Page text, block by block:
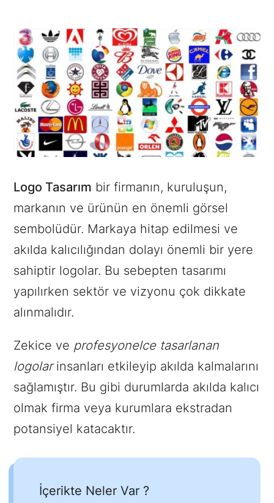
Logo Tasarım bir firmanın, kuruluşun,
markanın ve ürünün en önemli görsel
sembolüdür. Markaya hitap edilmesi ve
akılda kalıcılığından dolayı önemli bir yere
sahiptir logolar. Bu sebepten tasarımı
yapılırken sektör ve vizyonu çok dikkate
alınmalıdır.
Zekice ve profesyonelce tasarlanan
logolarinsanları etkileyip akılda kalmalarını
sağlamıştır. Bu gibi durumlarda akılda kalıcı
olmak firma veya kurumlara ekstradan
potansiyel katacaktır.
İçerikte Neler Var ?